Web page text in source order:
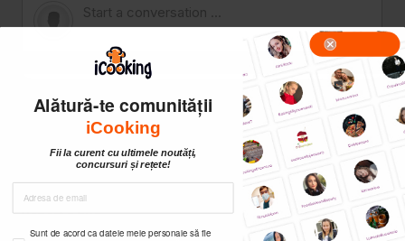
Alătură-te comunității
iCooking
Fii la curent cu ultimele noutăți,
concursuri și rețete!
Sunt de acord ca datele mele personale să fie